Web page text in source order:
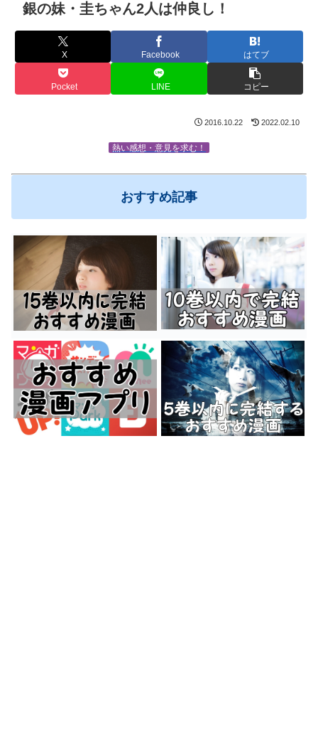
銀の妹・圭ちゃん2人は仲良し！
X Facebook はてブ
Pocket LINE コピー
2016.10.22 2022.02.10
熱い感想・意見を求む！
おすすめ記事